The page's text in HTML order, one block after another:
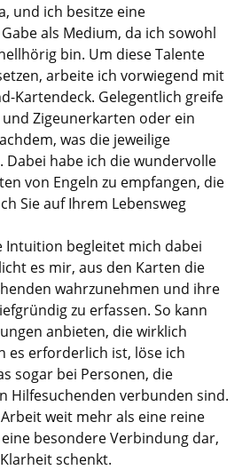
und ich besitze eine
als Medium, da ich sowohl
bin. Um diese Talente
arbeite ich vorwiegend mit
Kartendeck. Gelegentlich greife
und Zigeunerkarten oder ein
was die jeweilige
habe ich die wundervolle
von Engeln zu empfangen, die
Sie auf Ihrem Lebensweg
Intuition begleitet mich dabei
es mir, aus den Karten die
wahrzunehmen und ihre
zu erfassen. So kann
anbieten, die wirklich
es erforderlich ist, löse ich
sogar bei Personen, die
Hilfesuchenden verbunden sind.
weit mehr als eine reine
besondere Verbindung dar,
schenkt.